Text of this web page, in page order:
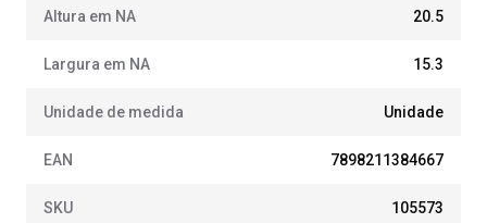
Altura em NA 20.5
Largura em NA 15.3
Unidade de medida Unidade
EAN 7898211384667
SKU 105573